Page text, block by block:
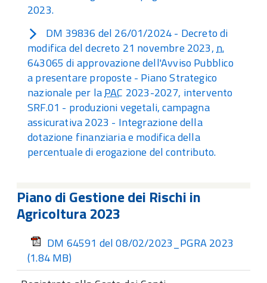
2023.
DM 39836 del 26/01/2024 - Decreto di
modifica del decreto 21 novembre 2023,n.
643065 di approvazione dell'Avviso Pubblico
a presentare proposte - Piano Strategico
nazionale per laPAC 2023-2027, intervento
SRF.01 - produzioni vegetali, campagna
assicurativa 2023 - Integrazione della
dotazione finanziaria e modifica della
percentuale di erogazione del contributo.
Piano di Gestione dei Rischi in
Agricoltura 2023
DM 64591 del 08/02/2023_PGRA 2023
(1.84 MB)